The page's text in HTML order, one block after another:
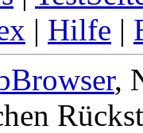
| Hilfe |
,